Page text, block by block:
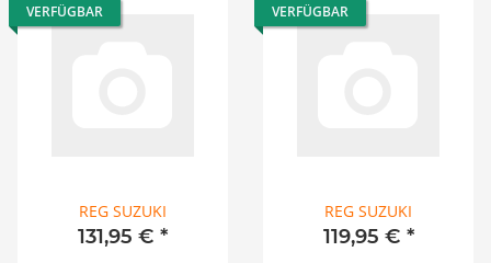
VERFÜGBAR
REG SUZUKI
131,95 € *
VERFÜGBAR
REG SUZUKI
119,95 € *